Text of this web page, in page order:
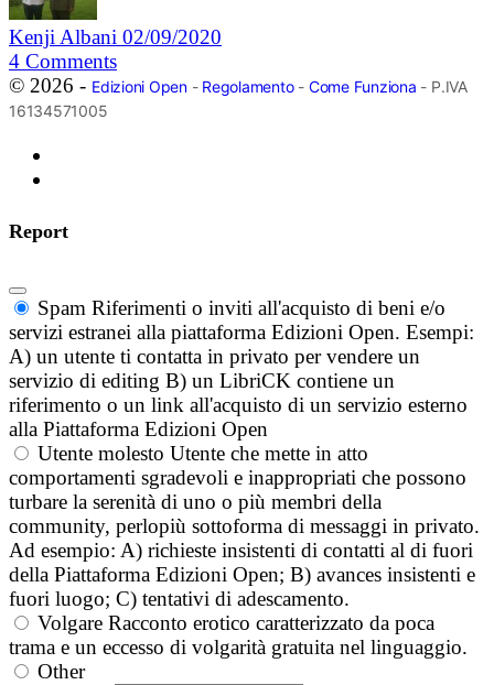
Kenji Albani 02/09/2020
4 Comments
© 2026 - Edizioni Open- Regolamento- Come Funziona - P.IVA
16134571005
Report
Spam Riferimenti o inviti all'acquisto di beni e/o
servizi estranei alla piattaforma Edizioni Open. Esempi:
A) un utente ti contatta in privato per vendere un
servizio di editing B) un LibriCK contiene un
riferimento o un link all'acquisto di un servizio esterno
alla Piattaforma Edizioni Open
Utente molesto Utente che mette in atto
comportamenti sgradevoli e inappropriati che possono
turbare la serenità di uno o più membri della
community, perlopiù sottoforma di messaggi in privato.
Ad esempio: A) richieste insistenti di contatti al di fuori
della Piattaforma Edizioni Open; B) avances insistenti e
fuori luogo; C) tentativi di adescamento.
Volgare Racconto erotico caratterizzato da poca
trama e un eccesso di volgarità gratuita nel linguaggio.
Other